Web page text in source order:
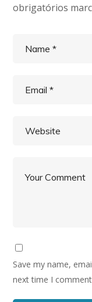
obrigatórios
Save my name,
next time I